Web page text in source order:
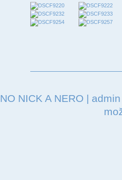
NO NICK A NERO | admin